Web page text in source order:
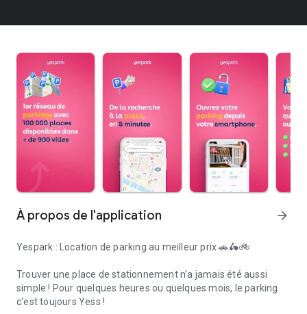
À propos de l'application arrow_forward
Yespark : Location de parking au meilleur prix 🚗🛵🚲
Trouver une place de stationnement n'a jamais été aussi
simple ! Pour quelques heures ou quelques mois, le parking
c'est toujours Yess !